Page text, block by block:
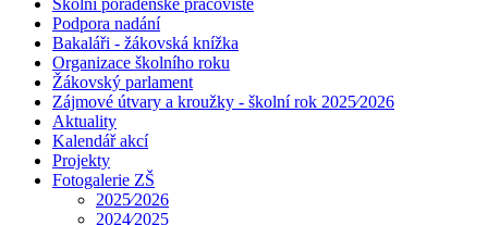
Školní poradenské pracoviště
Podpora nadání
Bakaláři - žákovská knížka
Organizace školního roku
Žákovský parlament
Zájmové útvary a kroužky - školní rok 2025⁄2026
Aktuality
Kalendář akcí
Projekty
Fotogalerie ZŠ
2025⁄2026
2024⁄2025